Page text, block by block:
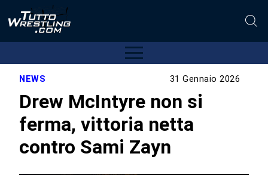
NEWS 31 Gennaio 2026
Drew McIntyre non si
ferma, vittoria netta
contro Sami Zayn